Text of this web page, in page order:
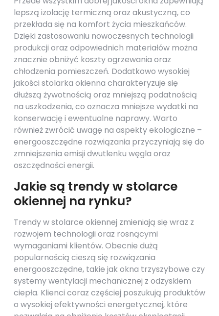
lepszą izolację termiczną oraz akustyczną, co
przekłada się na komfort życia mieszkańców.
Dzięki zastosowaniu nowoczesnych technologii
produkcji oraz odpowiednich materiałów można
znacznie obniżyć koszty ogrzewania oraz
chłodzenia pomieszczeń. Dodatkowo wysokiej
jakości stolarka okienna charakteryzuje się
dłuższą żywotnością oraz mniejszą podatnością
na uszkodzenia, co oznacza mniejsze wydatki na
konserwację i ewentualne naprawy. Warto
również zwrócić uwagę na aspekty ekologiczne –
energooszczędne rozwiązania przyczyniają się do
zmniejszenia emisji dwutlenku węgla oraz
oszczędności energii.
Jakie są trendy w stolarce
okiennej na rynku?
Trendy w stolarce okiennej zmieniają się wraz z
rozwojem technologii oraz rosnącymi
wymaganiami klientów. Obecnie dużą
popularnością cieszą się rozwiązania
energooszczędne, takie jak okna trzyszybowe czy
systemy wentylacji mechanicznej z odzyskiem
ciepła. Klienci coraz częściej poszukują produktów
o wysokiej efektywności energetycznej, które